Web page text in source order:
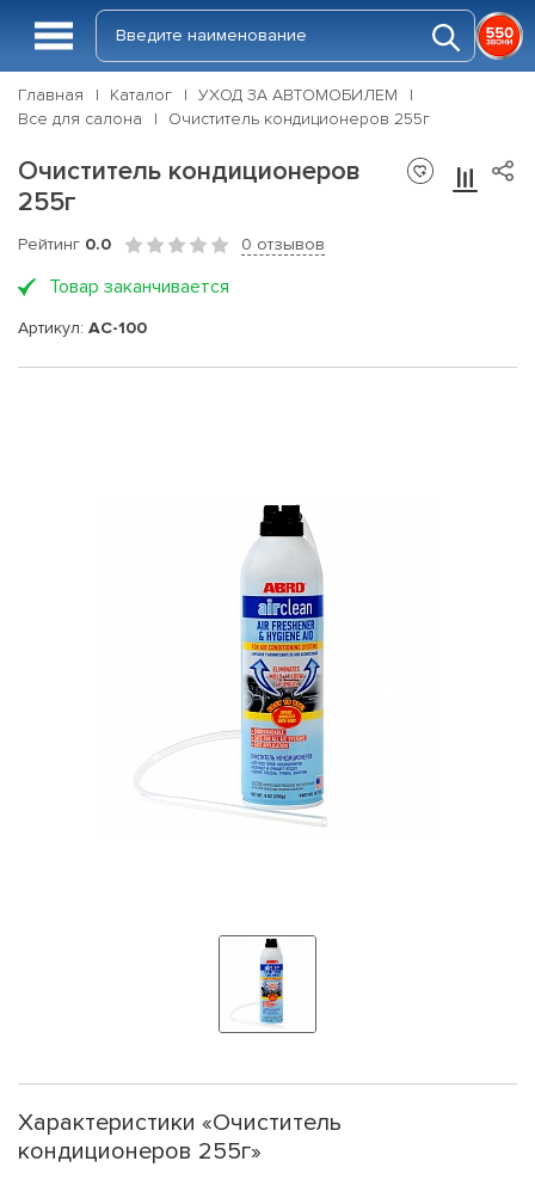
Главная Каталог
УХОД ЗА АВТОМОБИЛЕМ
Все для салона
Очиститель кондиционеров 255г
Очиститель кондиционеров
255г
Рейтинг 0.0 0 отзывов
Товар заканчивается
Артикул: AC-100
Характеристики «Очиститель
кондиционеров 255г»